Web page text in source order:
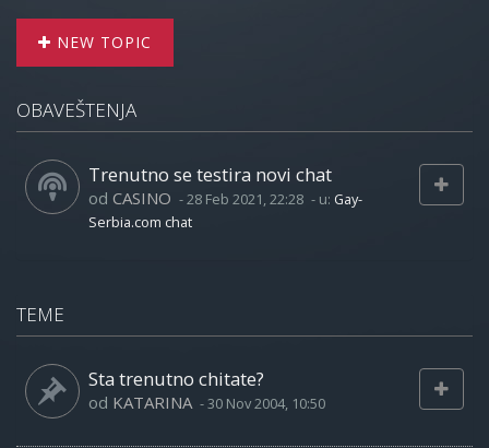
NEW TOPIC
OBAVEŠTENJA
Trenutno se testira novi chat
od CASINO -28 Feb 2021, 22:28 - u: Gay-
Serbia.com chat
TEME
Sta trenutno chitate?
od KATARINA -30 Nov 2004, 10:50